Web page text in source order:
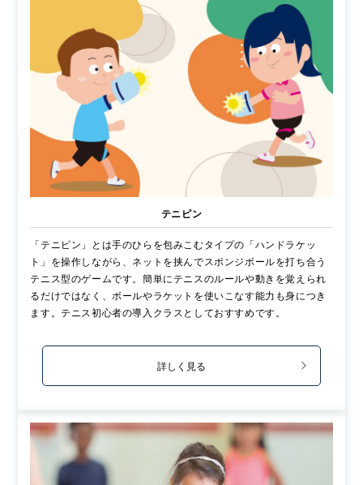
テニピン
「テニピン」とは手のひらを包みこむタイプの「ハンドラケッ
ト」を操作しながら、ネットを挟んでスポンジボールを打ち合う
テニス型のゲームです。簡単にテニスのルールや動きを覚えられ
るだけではなく、ボールやラケットを使いこなす能力も身につき
ます。テニス初心者の導入クラスとしておすすめです。
詳しく見る